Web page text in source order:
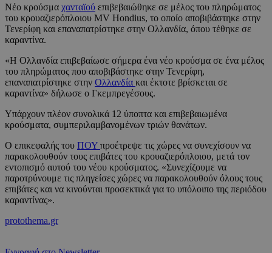
Νέο κρούσμα χανταϊού επιβεβαιώθηκε σε μέλος του πληρώματος
του κρουαζιερόπλοιου MV Hondius, το οποίο αποβιβάστηκε στην
Τενερίφη και επαναπατρίστηκε στην Ολλανδία, όπου τέθηκε σε
καραντίνα.
«Η Ολλανδία επιβεβαίωσε σήμερα ένα νέο κρούσμα σε ένα μέλος
του πληρώματος που αποβιβάστηκε στην Τενερίφη,
επαναπατρίστηκε στην Ολλανδία και έκτοτε βρίσκεται σε
καραντίνα» δήλωσε ο Γκεμπρεγέσους.
Υπάρχουν πλέον συνολικά 12 ύποπτα και επιβεβαιωμένα
κρούσματα, συμπεριλαμβανομένων τριών θανάτων.
Ο επικεφαλής του ΠΟΥ προέτρεψε τις χώρες να συνεχίσουν να
παρακολουθούν τους επιβάτες του κρουαζιερόπλοιου, μετά τον
εντοπισμό αυτού του νέου κρούσματος. «Συνεχίζουμε να
παροτρύνουμε τις πληγείσες χώρες να παρακολουθούν όλους τους
επιβάτες και να κινούνται προσεκτικά για το υπόλοιπο της περιόδου
καραντίνας».
protothema.gr